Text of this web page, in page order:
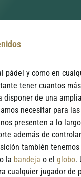
pádel y como en
tener cuantos
disponer de una
necesitar para
presenten a lo
además de
también
la bandeja o el globo.
cualquier jugador de